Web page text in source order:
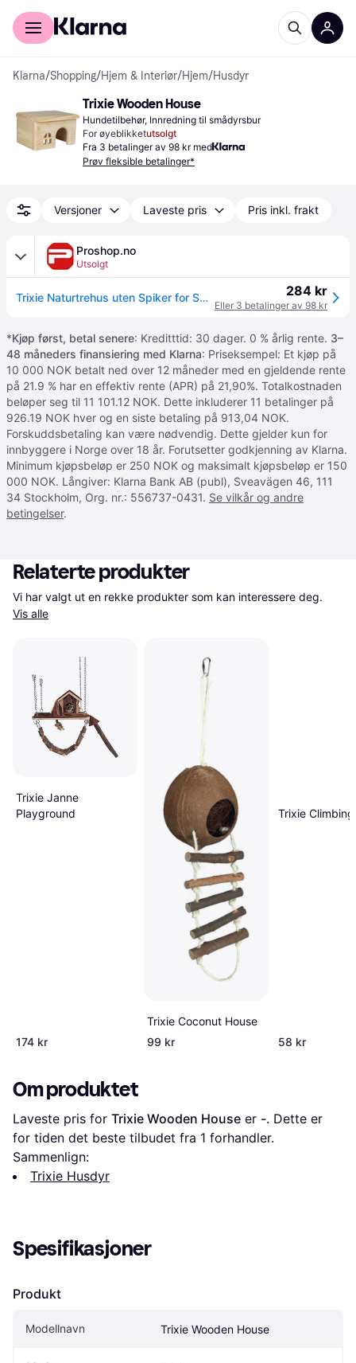
For kunder
Klarna/Shopping/Hjem & Interiør/Hjem/Husdyr
Trixie Wooden House
Hundetilbehør, Innredning til smådyrsbur
For øyeblikketutsolgt
Fra 3 betalinger av 98 kr med
Prøv fleksible betalinger*
Versjoner Laveste pris Pris inkl. frakt
Proshop.no
Utsolgt
Trixie Naturtrehus uten Spiker for Smådyr Mus Hamstere 15x12x15cm 284 kr
Eller 3 betalinger av 98 kr
*Kjøp først, betal senere: Kreditttid: 30 dager. 0 % årlig rente. 3–
48 måneders finansiering med Klarna: Priseksempel: Et kjøp på
10 000 NOK betalt ned over 12 måneder med en gjeldende rente
på 21.9 % har en effektiv rente (APR) på 21,90%. Totalkostnaden
beløper seg til 11 101.12 NOK. Dette inkluderer 11 betalinger på
926.19 NOK hver og en siste betaling på 913,04 NOK.
Forskuddsbetaling kan være nødvendig. Dette gjelder kun for
innbyggere i Norge over 18 år. Forutsetter godkjenning av Klarna.
Minimum kjøpsbeløp er 250 NOK og maksimalt kjøpsbeløp er 150
000 NOK. Långiver: Klarna Bank AB (publ), Sveavägen 46, 111
34 Stockholm, Org. nr.: 556737-0431. Se vilkår og andre
betingelser.
Relaterte produkter
Vis alle
Trixie Janne
Playground
174 kr
Trixie Coconut House
99 kr
Trixie Climbing
58 kr
Om produktet
Laveste pris for Trixie Wooden House er -. Dette er
for tiden det beste tilbudet fra 1 forhandler.
Sammenlign:
Trixie Husdyr
Spesifikasjoner
Produkt
Modellnavn Trixie Wooden House